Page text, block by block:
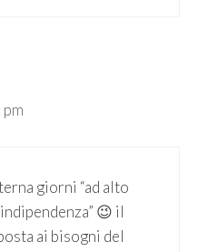
giorni “ad alto
😉 il
ai bisogni del